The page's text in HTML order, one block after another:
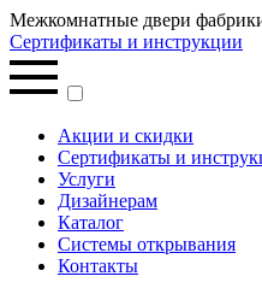
Межкомнатные двери
Сертификаты и инструкции
Акции и скидки
Сертификаты и
Услуги
Дизайнерам
Каталог
Системы открывания
Контакты